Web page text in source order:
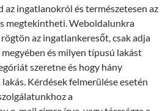
ingatlanokról és természetesen az
megtekintheti. Weboldalunkra
az ingatlankeresőt, csak adja
és milyen típusú lakást
szeretne és hogy hány
Kérdések felmerülése esetén
a